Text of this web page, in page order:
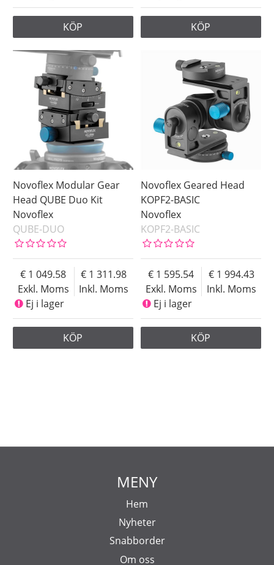
KÖP KÖP
Novoflex Modular Gear
Head QUBE Duo Kit
Novoflex
QUBE-DUO
Exkl. Moms
1 049.58
Inkl. Moms
1 311.98
Ej i lager
KÖP
Novoflex Geared Head
KOPF2-BASIC
Novoflex
KOPF2-BASIC
Exkl. Moms
1 595.54
Inkl. Moms
1 994.43
Ej i lager
KÖP
MENY
Hem
Nyheter
Snabborder
Om oss